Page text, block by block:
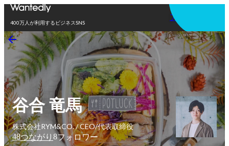
400万人が利用するビジネスSNS
アプリを使う
谷合 竜馬
株式会社RYM&CO. / CEO/代表取締役
48つながり 8フォロワー